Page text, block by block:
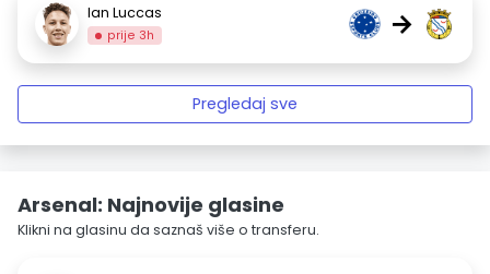
Ian Luccas
prije 3h →
Pregledaj sve
Arsenal: Najnovije glasine
Klikni na glasinu da saznaš više o transferu.